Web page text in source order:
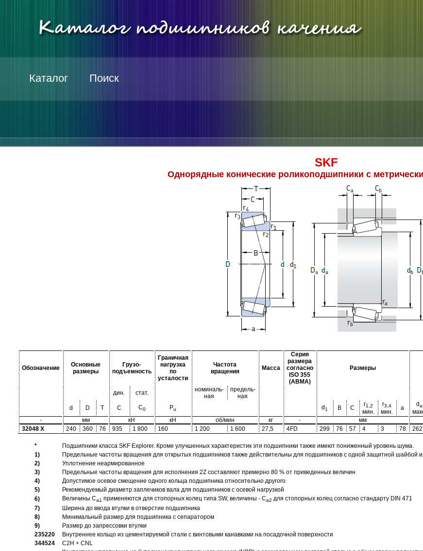
Каталог Поиск
SKF
Однорядные конические роликоподшипники с
Обозначение
Основные
размеры
Грузо-
подъемность
Граничная
нагрузка
по
усталости
Частота
вращения
Масса
Серия
размера
согласно
ISO 355
(ABMA)
Размеры
дин. стат.
номиналь-
ная
предель-
ная
d
D T C C0 Pu d1 B C
r1,2
мин.
r3,4
мин.
a
da
- мм кН кН об/мин кг - мм
32048 X
240 360 76 935 1 800 160 1 200 1 600 27,5 4FD 299 76 57 4 3 78 262
*
Подшипники класса SKF Explorer. Кроме улучшенных характеристик эти подшипники также имеют пониженный уровень шума.
1)
Предельные частоты вращения для открытых подшипников также действительны для подшипников с одной защитной шайбой
2)
Уплотнение неармированное
3)
Предельные частоты вращения для исполнения 2Z составляют примерно 80 % от приведенных величин
4)
Допустимое осевое смещение одного кольца подшипника относительно другого
5)
Рекомендуемый диаметр заплечиков вала для подшипников с осевой нагрузкой
6)
Величины Ca1 применяются для стопорных колец типа SW, величины - Ca2 для стопорных колец согласно стандарту DIN 471
7)
Ширина до ввода втулки в отверстие подшипника
8)
Минимальный размер для подшипника с сепаратором
9)
Размер до запрессовки втулки
235220
Внутреннее кольцо из цементируемой стали с винтовыми канавками на посадочной поверхности
344524
C2H + CNL